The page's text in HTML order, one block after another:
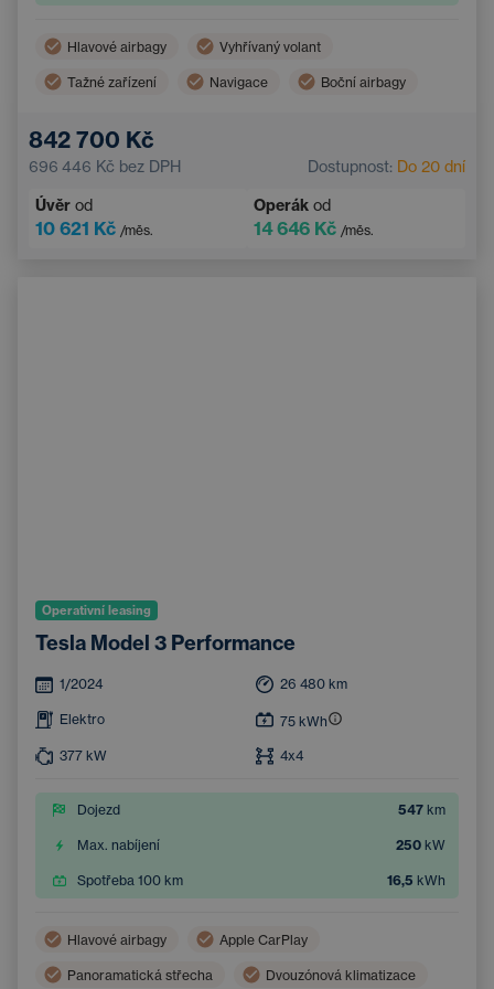
Hlavové airbagy Vyhřívaný volant
Tažné zařízení Navigace Boční airbagy
Adaptivní tempomat
842 700 Kč
696 446 Kč bez DPH Dostupnost: Do 20 dní
Úvěr od
10 621 Kč /měs.
Operák od
14 646 Kč /měs.
Operativní leasing
Tesla Model 3 Performance
1/2024 26 480 km
Elektro 75 kWh
377 kW 4x4
Dojezd 547 km
Max. nabíjení 250 kW
Spotřeba 100 km 16,5 kWh
Hlavové airbagy Apple CarPlay
Panoramatická střecha Dvouzónová klimatizace